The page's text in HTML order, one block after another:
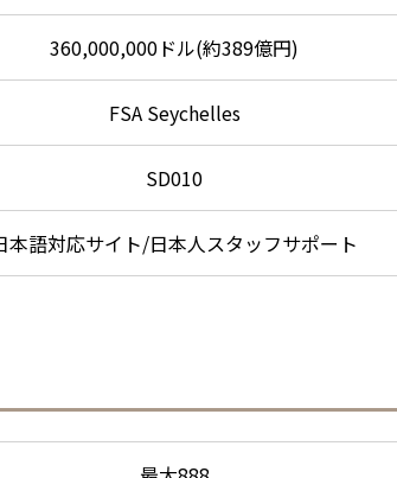
360,000,000ドル(約389億円)
FSA Seychelles
SD010
本語対応サイト/日本人スタッフサポート